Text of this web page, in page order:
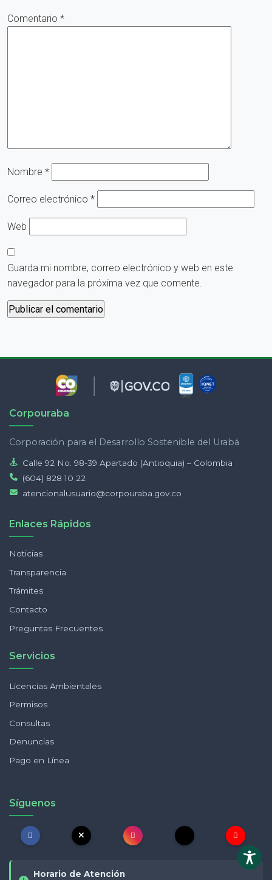
Comentario *
Nombre *
Correo electrónico *
Web
Guarda mi nombre, correo electrónico y web en este
navegador para la próxima vez que comente.
Corpouraba
Corporación para el Desarrollo Sostenible del Urabá
Calle 92 No. 98-39 Apartado (Antioquia) – Colombia
(604) 828 10 22
atencionalusuario@corpouraba.gov.co
Enlaces Rápidos
Noticias
Transparencia
Trámites
Contacto
Preguntas Frecuentes
Servicios
Licencias Ambientales
Permisos
Consultas
Denuncias
Pago en Línea
Síguenos
Horario de Atención